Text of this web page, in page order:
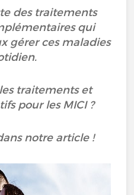
des traitements
qui
gérer ces maladies
traitements et
pour les MICI ?
notre article !